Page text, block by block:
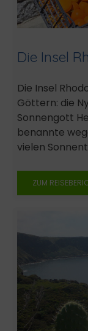
Die Insel
Die Insel
Göttern: die
Sonnengott
benannte
vielen
ZUM